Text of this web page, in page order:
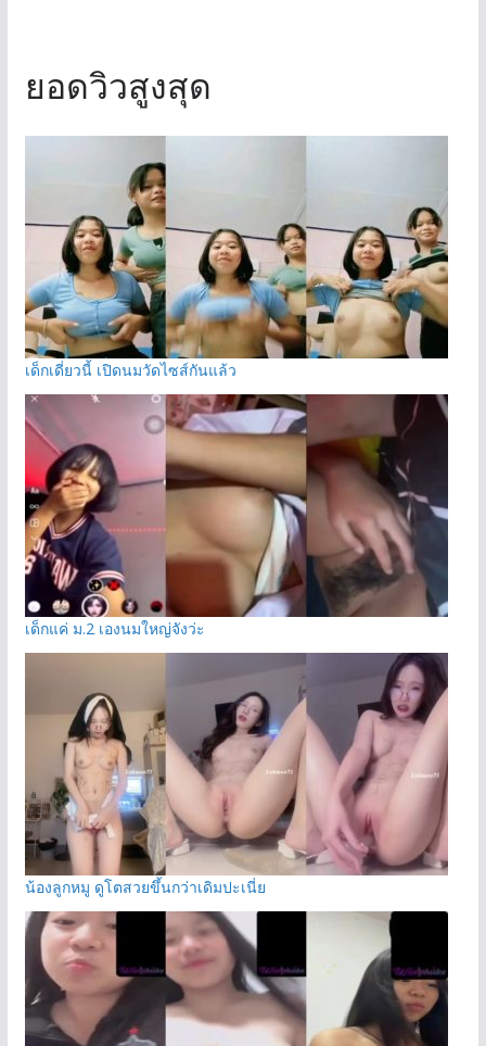
ยอดวิวสูงสุด
เด็กเดี่ยวนี้ เปิดนมวัดไซส์กันแล้ว
เด็กแค่ ม.2 เองนมใหญ่จังว่ะ
น้องลูกหมู ดูโตสวยขึ้นกว่าเดิมปะเนี่ย